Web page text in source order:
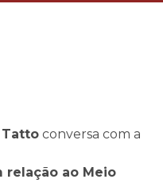
conversa com a
relação ao Meio